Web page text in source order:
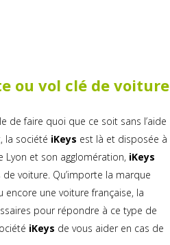
ou vol clé de voiture
de faire quoi que ce soit sans l’aide
la société iKeys est là et disposée à
Lyon et son agglomération, iKeys
voiture. Qu’importe la marque
une voiture française, la
pour répondre à ce type de
iKeys de vous aider en cas de